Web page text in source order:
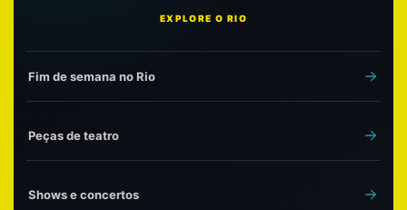
EXPLORE O RIO
Fim de semana no Rio
Peças de teatro
Shows e concertos